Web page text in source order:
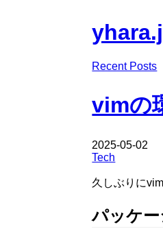
Recent Posts
vimの
2025-05-02
Tech
久しぶりに
パッケ